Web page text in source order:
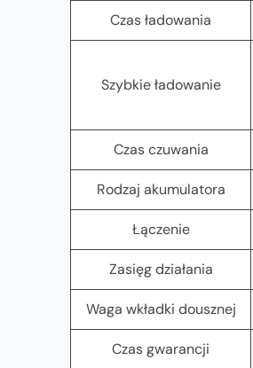
Czas ładowania
Szybkie ładowanie
Czas czuwania
Rodzaj akumulatora
Łączenie
Zasięg działania
Waga wkładki dousznej
Czas gwarancji